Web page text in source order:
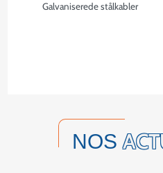
Galvaniserede stålkabler
NOS